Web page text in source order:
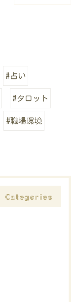
#占い
#タロット
#職場環境
Categories